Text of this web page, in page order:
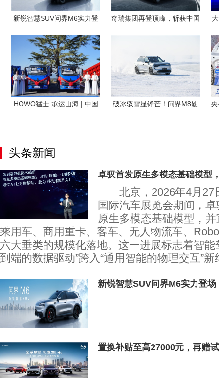
新锐智慧SUV问界M6实力登
奇瑞集团再登顶峰，斩获中国
HOWO猛士 承运山海 | 中国
破冰驭雪显锋芒！问界M8硬
央
头条新闻
卓驭首发原生多模态基础模型
北京，2026年4月27
国际汽车展览会期间，
原生多模态基础模型，
乘用车、商用重卡、客车、无人物流车、
六大垂类的规模化落地。这一进展标志着智能
到端的数据驱动”跨入“通用智能的物理交互”新
新锐智慧SUV问界M6实力登场
置换补贴至高27000元，再赠